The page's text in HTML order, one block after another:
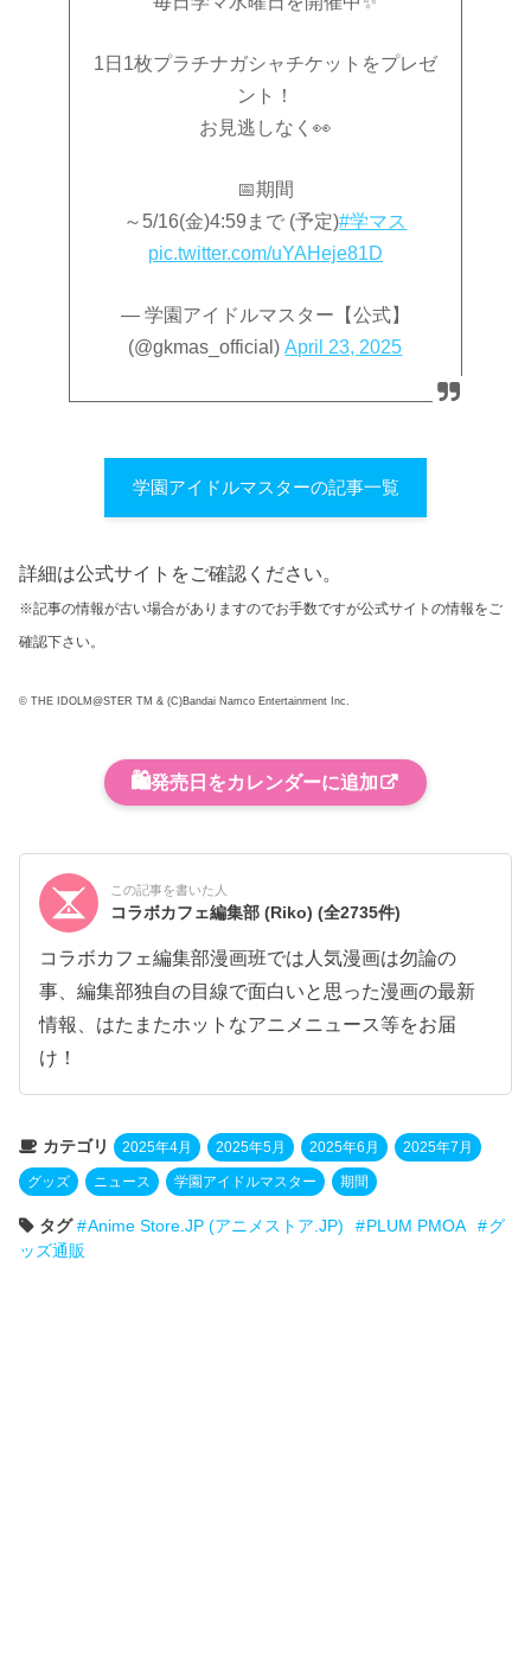
1日1枚プラチナガシャチケットをプレゼ
ント！
お見逃しなく👀
📅期間
～5/16(金)4:59まで (予定)#学マス
pic.twitter.com/uYAHeje81D
— 学園アイドルマスター【公式】
(@gkmas_official)April 23, 2025
学園アイドルマスターの記事一覧
詳細は公式サイトをご確認ください。
※記事の情報が古い場合がありますのでお手数ですが公式サイトの情報をご
確認下さい。
© THE IDOLM@STER TM & (C)Bandai Namco Entertainment Inc.
🛍️発売日をカレンダーに追加
この記事を書いた人
コラボカフェ編集部 (Riko)(全2735件)
コラボカフェ編集部漫画班では人気漫画は勿論の
事、編集部独自の目線で面白いと思った漫画の最新
情報、はたまたホットなアニメニュース等をお届
け！
カテゴリ 2025年4月 2025年5月 2025年6月 2025年7月
グッズ ニュース 学園アイドルマスター 期間
タグ Anime Store.JP (アニメストア.JP) PLUM PMOA
グ
ッズ通販